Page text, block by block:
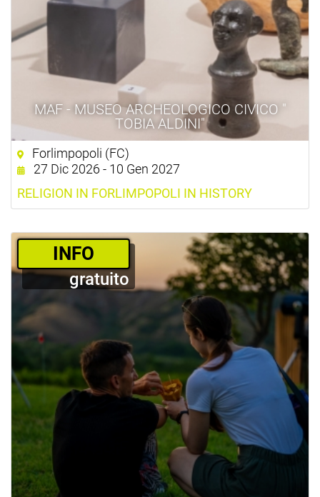
MAF - MUSEO ARCHEOLOGICO CIVICO "
TOBIA ALDINI"
Forlimpopoli (FC)
27 Dic 2026 - 10 Gen 2027
RELIGION IN FORLIMPOPOLI IN HISTORY
­INFO
gratuito